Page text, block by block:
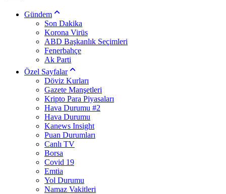
Gündem
Son Dakika
Korona Virüs
ABD Başkanlık Seçimleri
Fenerbahçe
Ak Parti
Özel Sayfalar
Döviz Kurları
Gazete Manşetleri
Kripto Para Piyasaları
Hava Durumu #2
Hava Durumu
Kanews Insight
Puan Durumları
Canlı TV
Borsa
Covid 19
Emtia
Yol Durumu
Namaz Vakitleri